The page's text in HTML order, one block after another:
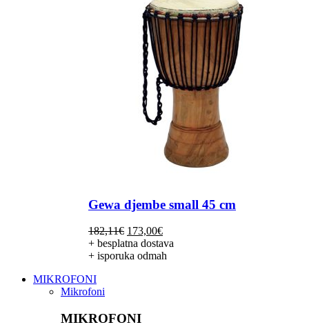
Gewa djembe small 45 cm
182,11€ Izvorna
cijena
bila
173,00€Trenutna
cijena
je:
+ besplatna dostava
+ isporuka odmah
MIKROFONI
Mikrofoni
MIKROFONI